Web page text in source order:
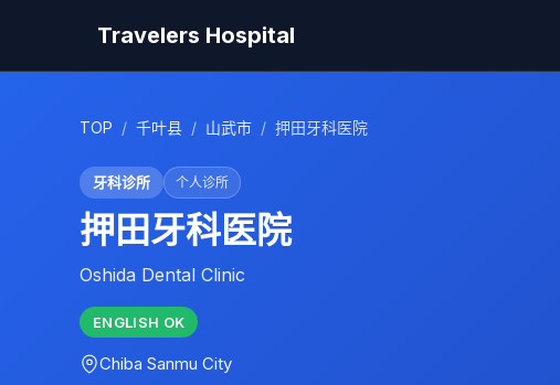
Travelers Hospital
TOP / 千叶县 / 山武市 / 押田牙科医院
牙科诊所 个人诊所
押田牙科医院
Oshida Dental Clinic
ENGLISH OK
Chiba Sanmu City